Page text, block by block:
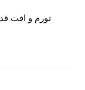
تورم و افت